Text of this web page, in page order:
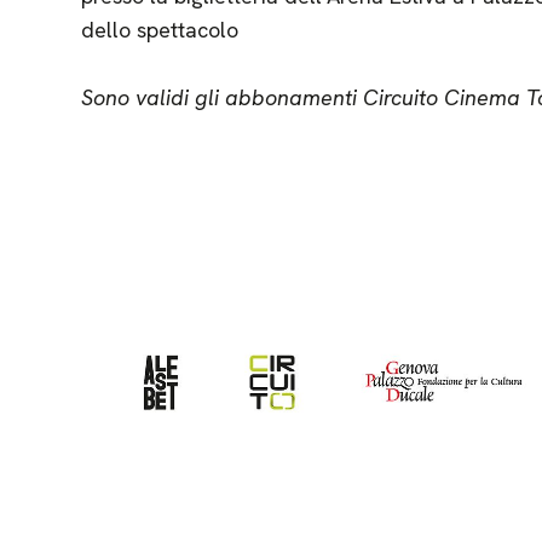
dello spettacolo
Sono validi gli abbonamenti Circuito Cinema